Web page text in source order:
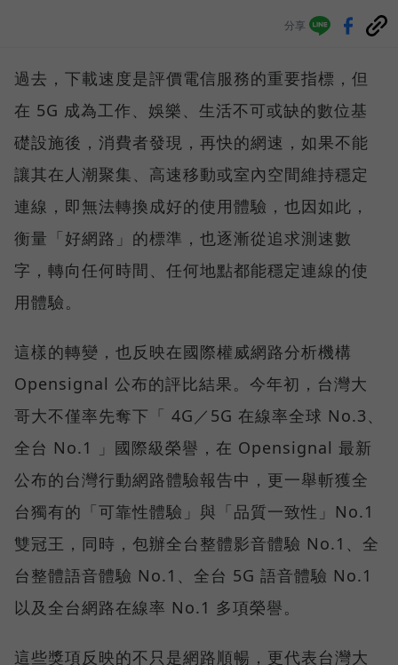
分享
過去，下載速度是評價電信服務的重要指標，但
在 5G 成為工作、娛樂、生活不可或缺的數位基
礎設施後，消費者發現，再快的網速，如果不能
讓其在人潮聚集、高速移動或室內空間維持穩定
連線，即無法轉換成好的使用體驗，也因如此，
衡量「好網路」的標準，也逐漸從追求測速數
字，轉向任何時間、任何地點都能穩定連線的使
用體驗。
這樣的轉變，也反映在國際權威網路分析機構
Opensignal 公布的評比結果。今年初，台灣大
哥大不僅率先奪下「 4G／5G 在線率全球 No.3、
全台 No.1 」國際級榮譽，在 Opensignal 最新
公布的台灣行動網路體驗報告中，更一舉斬獲全
台獨有的「可靠性體驗」與「品質一致性」No.1
雙冠王，同時，包辦全台整體影音體驗 No.1、全
台整體語音體驗 No.1、全台 5G 語音體驗 No.1
以及全台網路在線率 No.1 多項榮譽。
這些獎項反映的不只是網路順暢，更代表台灣大